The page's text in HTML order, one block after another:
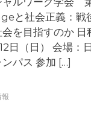
と社会正義：戦
を目指すのか 日
日（日） 会場：
パス 参加 […]